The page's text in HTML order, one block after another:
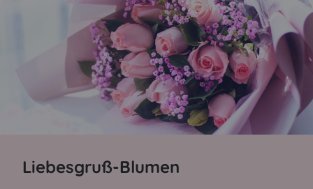
Liebesgruß-Blumen